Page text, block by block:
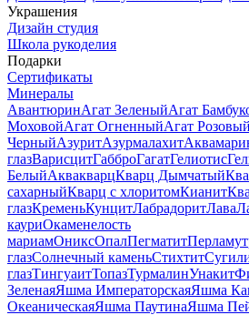
Украшения
Дизайн студия
Школа рукоделия
Подарки
Сертификаты
Минералы
АвантюринАгат ЗеленыйАгат
МоховойАгат ОгненныйАгат
ЧерныйАзуритАзурмалахит
глазВарисцитГабброГагатГелиотис
БелыйАквакварцКварц Дымчатый
сахарныйКварц с хлоритомКианит
глазКременьКунцитЛабрадоритЛава
кауриОкаменелость
мариамОниксОпалПегматит
глазСолнечный каменьСтихтит
глазТингуаитТопазТурмалинУнакит
ЗеленаяЯшма ИмператорскаяЯшма
ОкеаническаяЯшма ПаутинаЯшма